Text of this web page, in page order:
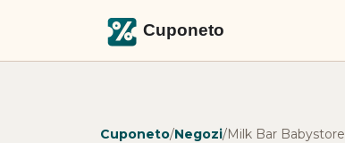
Cuponeto/Negozi/Milk Bar Babystore